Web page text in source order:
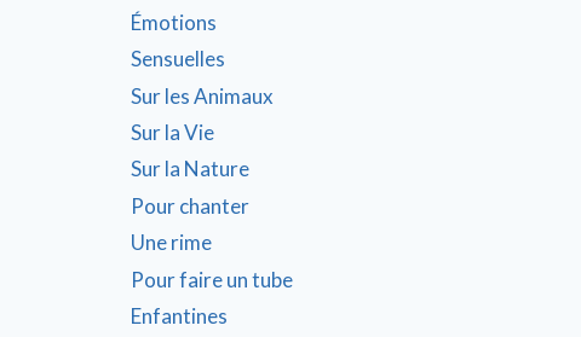
Émotions
Sensuelles
Sur les Animaux
Sur la Vie
Sur la Nature
Pour chanter
Une rime
Pour faire un tube
Enfantines